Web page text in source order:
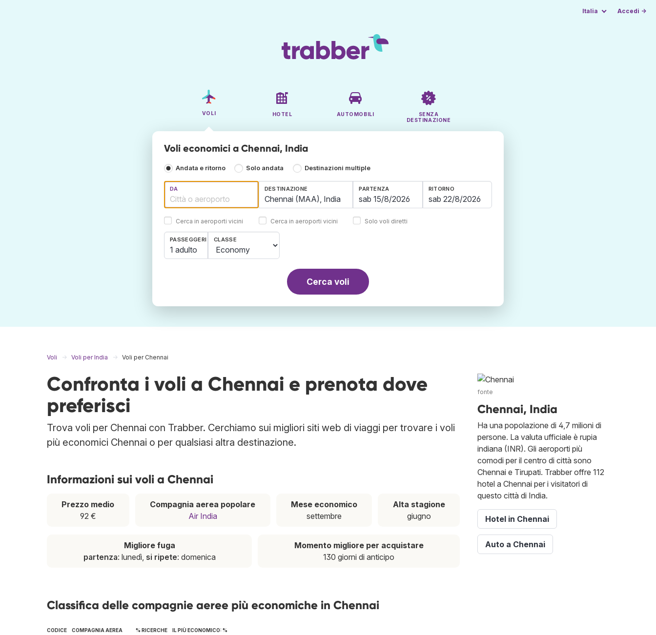
Italia Accedi →
VOLI HOTEL AUTOMOBILI
SENZA
DESTINAZIONE
Voli economici a Chennai, India
Andata e ritorno Solo andata Destinazioni multiple
DA
Cerca in aeroporti vicini
DESTINAZIONE
Cerca in aeroporti vicini
PARTENZA RITORNO
Solo voli diretti
PASSEGGERI
1 adulto
CLASSE
Cerca voli
Voli Voli per India Voli per Chennai
Confronta i voli a Chennai e prenota dove
preferisci
Trova voli per Chennai con Trabber. Cerchiamo sui migliori siti web di viaggi per trovare i voli
più economici Chennai o per qualsiasi altra destinazione.
Informazioni sui voli a Chennai
Prezzo medio
92 €
Compagnia aerea popolare
Air India
Mese economico
settembre
Alta stagione
giugno
Migliore fuga
partenza: lunedì, si ripete: domenica
Momento migliore per acquistare
130 giorni di anticipo
Classifica delle compagnie aeree più economiche in Chennai
CODICE COMPAGNIA AEREA % RICERCHE IL PIÙ ECONOMICO: %
fonte
Chennai, India
Ha una popolazione di 4,7 milioni di
persone. La valuta ufficiale è rupia
indiana (INR). Gli aeroporti più
comodi per il centro di città sono
Chennai e Tirupati. Trabber offre 112
hotel a Chennai per i visitatori di
questo città di India.
Hotel in Chennai
Auto a Chennai